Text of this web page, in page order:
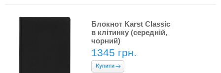
Блокнот Karst Classic
в клітинку (середній,
чорний)
1345 грн.